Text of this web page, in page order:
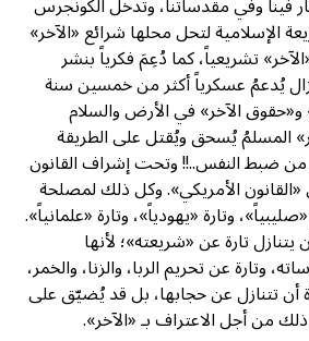
الإسلامية لتحل محلها شرائع «الآخر»
تشريعياً، كما دُعِمَ فكرياً بنشر
يُدعمُ عسكرياً أكثر من خمسين سنة
الآخر» في الأرض والسلام
المسلمُ يُسحق ويُقتل على الطريقة
من ضبط النفس..!! وتحت إشراف القانون
الأمريكي». وكل ذلك لمصلحة
وتارة «يهودياً»، وتارة «علمانياً».
تارة عن «شريعته»؛ لأنها
وتارة عن تحريم الربا، والزنا، والخمر،
تتنازل عن حجابها، بل قد يُضيّق على
من أجل الاعتراف بـ «الآخر».